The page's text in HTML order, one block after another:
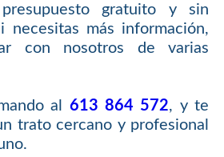
gratuito y sin
necesitas más información,
con nosotros de varias
al 613 864 572, y te
trato cercano y profesional